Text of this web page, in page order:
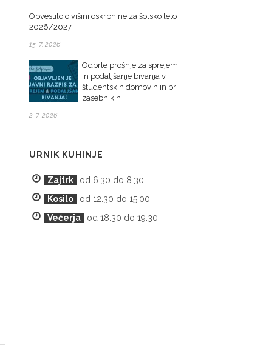
Obvestilo o višini oskrbnine za šolsko leto
2026/2027
15. 7. 2026
Odprte prošnje za sprejem
in podaljšanje bivanja v
študentskih domovih in pri
zasebnikih
2. 7. 2026
URNIK KUHINJE
Zajtrk
od 6.30 do 8.30
Kosilo
od 12.30 do 15.00
Večerja
od 18.30 do 19.30